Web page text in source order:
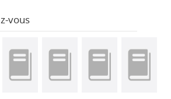
vous